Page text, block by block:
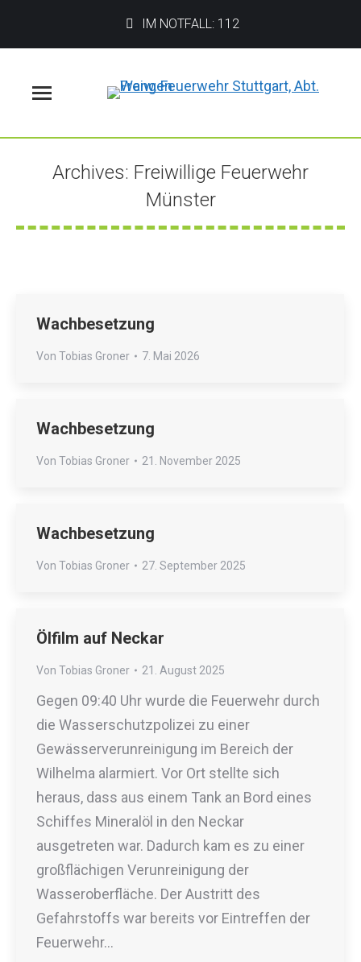
IM NOTFALL: 112
Archives: Freiwillige Feuerwehr
Münster
Sie befinden sich hier:
Wachbesetzung
Von Tobias Groner 7. Mai 2026
Wachbesetzung
Von Tobias Groner 21. November 2025
Wachbesetzung
Von Tobias Groner 27. September 2025
Ölfilm auf Neckar
Von Tobias Groner 21. August 2025
Gegen 09:40 Uhr wurde die Feuerwehr durch
die Wasserschutzpolizei zu einer
Gewässerverunreinigung im Bereich der
Wilhelma alarmiert. Vor Ort stellte sich
heraus, dass aus einem Tank an Bord eines
Schiffes Mineralöl in den Neckar
ausgetreten war. Dadurch kam es zu einer
großflächigen Verunreinigung der
Wasseroberfläche. Der Austritt des
Gefahrstoffs war bereits vor Eintreffen der
Feuerwehr…